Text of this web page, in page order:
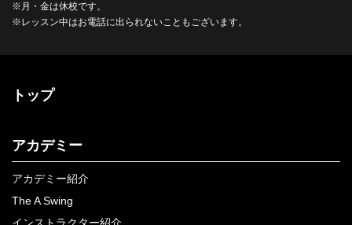
※月・金は休校です。
※レッスン中はお電話に出られないこともございます。
トップ
アカデミー
アカデミー紹介
The A Swing